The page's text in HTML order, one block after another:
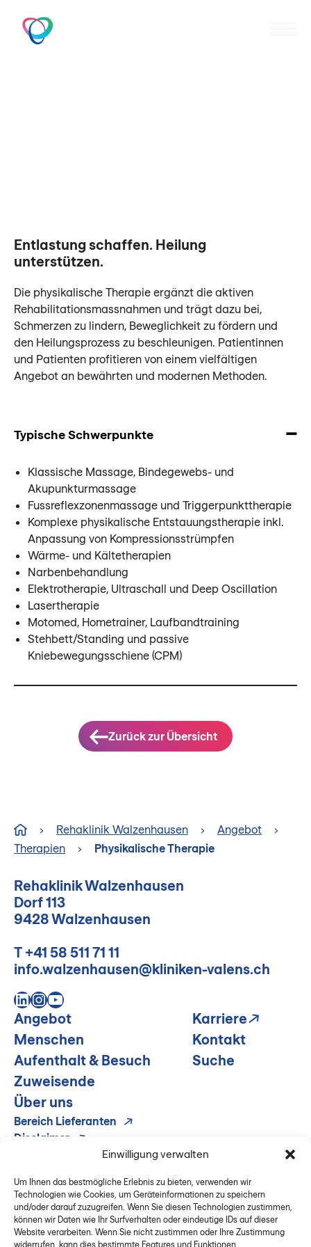
Einwilligung verwalten
Um Ihnen das bestmögliche Erlebnis zu bieten, verwenden wir
Technologien wie Cookies, um Geräteinformationen zu speichern
und/oder darauf zuzugreifen. Wenn Sie diesen Technologien zustimmen,
können wir Daten wie Ihr Surfverhalten oder eindeutige IDs auf dieser
Website verarbeiten. Wenn Sie nicht zustimmen oder Ihre Zustimmung
widerrufen, kann dies bestimmte Features und Funktionen
Inhalt
springen
Entlastung schaffen. Heilung
unterstützen.
Die physikalische Therapie ergänzt die aktiven
Rehabilitationsmassnahmen und trägt dazu bei,
Schmerzen zu lindern, Beweglichkeit zu fördern und
den Heilungsprozess zu beschleunigen. Patientinnen
und Patienten profitieren von einem vielfältigen
Angebot an bewährten und modernen Methoden.
Typische Schwerpunkte
Klassische Massage, Bindegewebs- und
Akupunkturmassage
Fussreflexzonenmassage und Triggerpunkttherapie
Komplexe physikalische Entstauungstherapie inkl.
Anpassung von Kompressionsstrümpfen
Wärme- und Kältetherapien
Narbenbehandlung
Elektrotherapie, Ultraschall und Deep Oscillation
Lasertherapie
Motomed, Hometrainer, Laufbandtraining
Stehbett/Standing und passive
Kniebewegungsschiene (CPM)
Zurück zur Übersicht
› Rehaklinik Walzenhausen › Angebot
›
Therapien
› Physikalische Therapie
Rehaklinik Walzenhausen
Dorf 113
9428 Walzenhausen
T +41 58 511 71 11
info.walzenhausen@kliniken-valens.ch
LinkedIn
Instagram
YouTube
Angebot
Menschen
Aufenthalt & Besuch
Zuweisende
Über uns
Karriere
Kontakt
Suche
Bereich Lieferanten
Disclaimer
Impressum & Datenschutz